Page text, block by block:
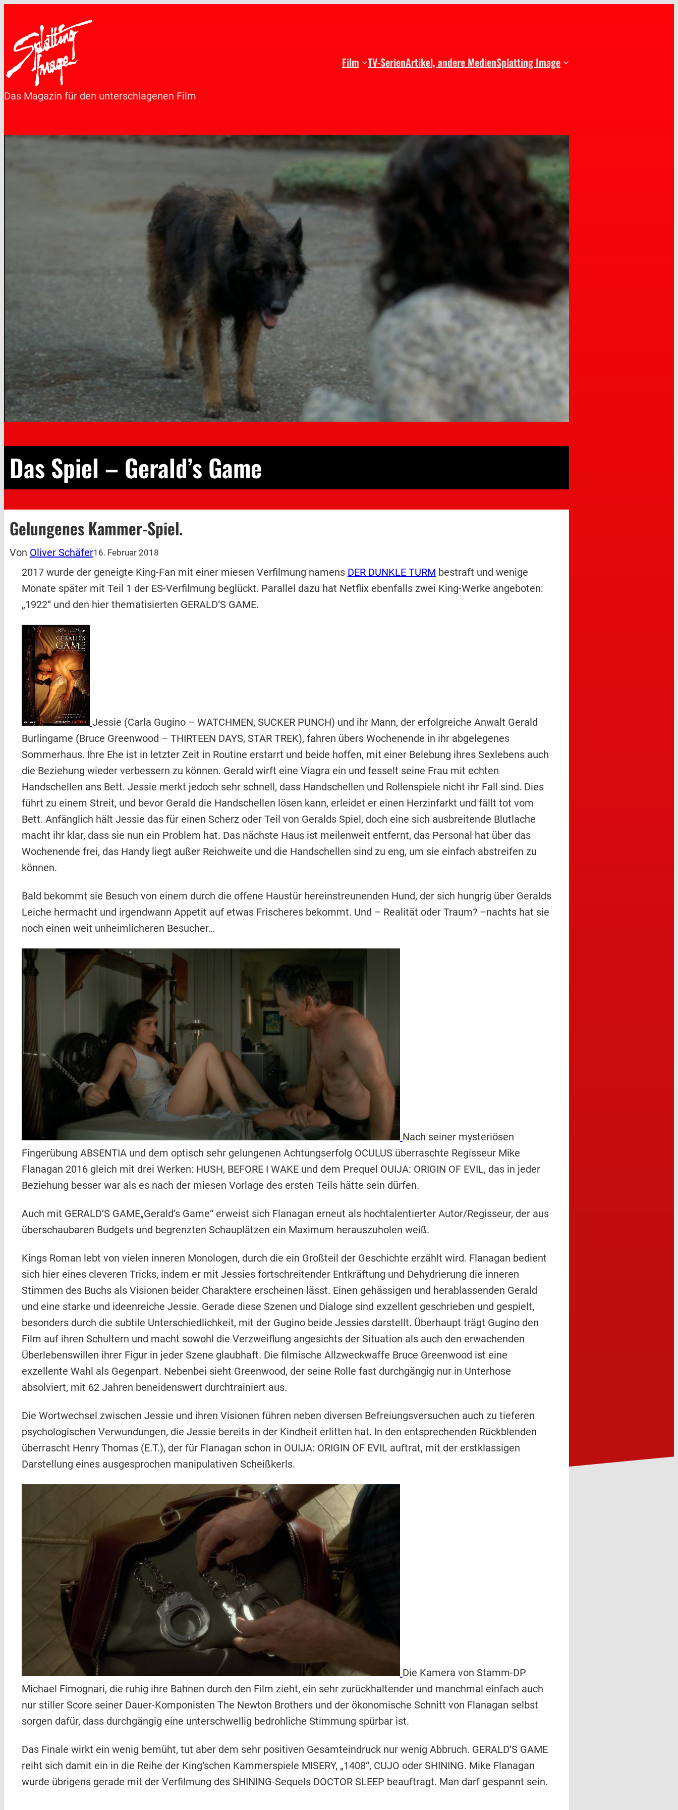
springen
Das Magazin für den unterschlagenen Film
Film TV-SerienArtikel, andere MedienSplatting Image
Das Spiel – Gerald’s Game
Gelungenes Kammer-Spiel.
Von Oliver Schäfer16. Februar 2018
2017 wurde der geneigte King-Fan mit einer miesen Verfilmung namens DER DUNKLE TURM bestraft und wenige
Monate später mit Teil 1 der ES-Verfilmung beglückt. Parallel dazu hat Netflix ebenfalls zwei King-Werke angeboten:
„1922“ und den hier thematisierten GERALD‘S GAME.
Jessie (Carla Gugino – WATCHMEN, SUCKER PUNCH) und ihr Mann, der erfolgreiche Anwalt Gerald
Burlingame (Bruce Greenwood – THIRTEEN DAYS, STAR TREK), fahren übers Wochenende in ihr abgelegenes
Sommerhaus. Ihre Ehe ist in letzter Zeit in Routine erstarrt und beide hoffen, mit einer Belebung ihres Sexlebens auch
die Beziehung wieder verbessern zu können. Gerald wirft eine Viagra ein und fesselt seine Frau mit echten
Handschellen ans Bett. Jessie merkt jedoch sehr schnell, dass Handschellen und Rollenspiele nicht ihr Fall sind. Dies
führt zu einem Streit, und bevor Gerald die Handschellen lösen kann, erleidet er einen Herzinfarkt und fällt tot vom
Bett. Anfänglich hält Jessie das für einen Scherz oder Teil von Geralds Spiel, doch eine sich ausbreitende Blutlache
macht ihr klar, dass sie nun ein Problem hat. Das nächste Haus ist meilenweit entfernt, das Personal hat über das
Wochenende frei, das Handy liegt außer Reichweite und die Handschellen sind zu eng, um sie einfach abstreifen zu
können.
Bald bekommt sie Besuch von einem durch die offene Haustür hereinstreunenden Hund, der sich hungrig über Geralds
Leiche hermacht und irgendwann Appetit auf etwas Frischeres bekommt. Und – Realität oder Traum? –nachts hat sie
noch einen weit unheimlicheren Besucher…
Nach seiner mysteriösen
Fingerübung ABSENTIA und dem optisch sehr gelungenen Achtungserfolg OCULUS überraschte Regisseur Mike
Flanagan 2016 gleich mit drei Werken: HUSH, BEFORE I WAKE und dem Prequel OUIJA: ORIGIN OF EVIL, das in jeder
Beziehung besser war als es nach der miesen Vorlage des ersten Teils hätte sein dürfen.
Auch mit GERALD‘S GAME„Gerald’s Game“ erweist sich Flanagan erneut als hochtalentierter Autor/Regisseur, der aus
überschaubaren Budgets und begrenzten Schauplätzen ein Maximum herauszuholen weiß.
Kings Roman lebt von vielen inneren Monologen, durch die ein Großteil der Geschichte erzählt wird. Flanagan bedient
sich hier eines cleveren Tricks, indem er mit Jessies fortschreitender Entkräftung und Dehydrierung die inneren
Stimmen des Buchs als Visionen beider Charaktere erscheinen lässt. Einen gehässigen und herablassenden Gerald
und eine starke und ideenreiche Jessie. Gerade diese Szenen und Dialoge sind exzellent geschrieben und gespielt,
besonders durch die subtile Unterschiedlichkeit, mit der Gugino beide Jessies darstellt. Überhaupt trägt Gugino den
Film auf ihren Schultern und macht sowohl die Verzweiflung angesichts der Situation als auch den erwachenden
Überlebenswillen ihrer Figur in jeder Szene glaubhaft. Die filmische Allzweckwaffe Bruce Greenwood ist eine
exzellente Wahl als Gegenpart. Nebenbei sieht Greenwood, der seine Rolle fast durchgängig nur in Unterhose
absolviert, mit 62 Jahren beneidenswert durchtrainiert aus.
Die Wortwechsel zwischen Jessie und ihren Visionen führen neben diversen Befreiungsversuchen auch zu tieferen
psychologischen Verwundungen, die Jessie bereits in der Kindheit erlitten hat. In den entsprechenden Rückblenden
überrascht Henry Thomas (E.T.), der für Flanagan schon in OUIJA: ORIGIN OF EVIL auftrat, mit der erstklassigen
Darstellung eines ausgesprochen manipulativen Scheißkerls.
Die Kamera von Stamm-DP
Michael Fimognari, die ruhig ihre Bahnen durch den Film zieht, ein sehr zurückhaltender und manchmal einfach auch
nur stiller Score seiner Dauer-Komponisten The Newton Brothers und der ökonomische Schnitt von Flanagan selbst
sorgen dafür, dass durchgängig eine unterschwellig bedrohliche Stimmung spürbar ist.
Das Finale wirkt ein wenig bemüht, tut aber dem sehr positiven Gesamteindruck nur wenig Abbruch. GERALD‘S GAME
reiht sich damit ein in die Reihe der King‘schen Kammerspiele MISERY, „1408“, CUJO oder SHINING. Mike Flanagan
wurde übrigens gerade mit der Verfilmung des SHINING-Sequels DOCTOR SLEEP beauftragt. Man darf gespannt sein.